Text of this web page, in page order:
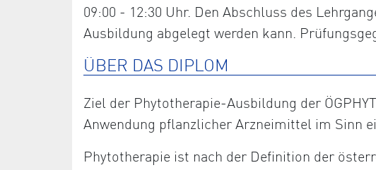
09:00 - 12:30 Uhr. Den Abschluss des
Ausbildung abgelegt werden kann.
ÜBER DAS DIPLOM
Ziel der Phytotherapie-Ausbildung der
Anwendung pflanzlicher Arzneimittel im Sinn
Phytotherapie ist nach der Definition der